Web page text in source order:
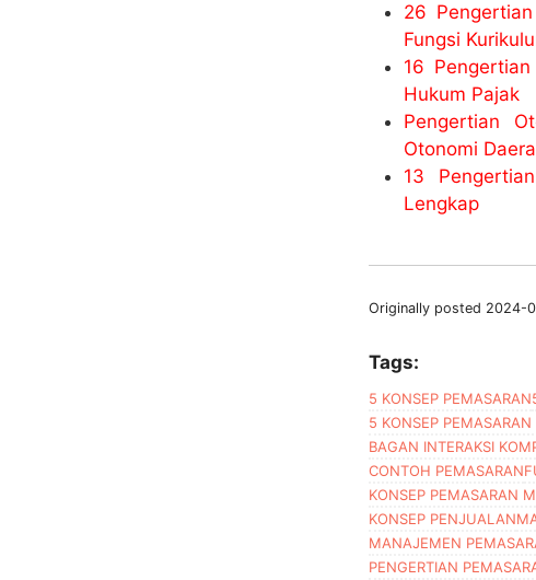
26
Fungsi
16
Hukum Pajak
Pengertian
Otonomi
13
Lengkap
Originally posted 2024-
Tags:
5 KONSEP PEMASARAN
5 KONSEP
BAGAN INTERAKSI
CONTOH PEMASARAN
KONSEP PEMASARAN
KONSEP PENJUALAN
MANAJEMEN
PENGERTIAN